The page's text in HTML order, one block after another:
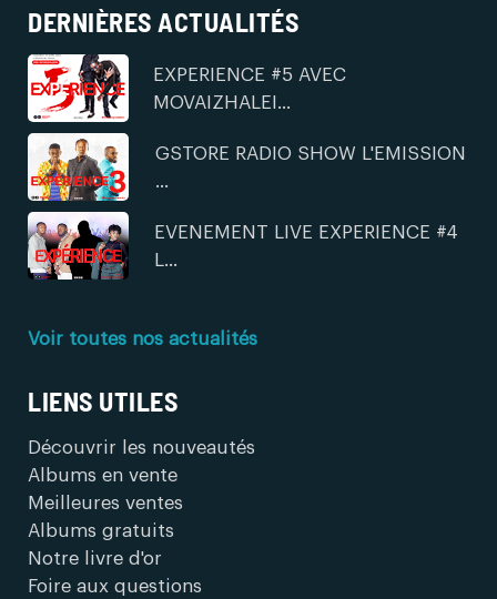
DERNIÈRES ACTUALITÉS
EXPERIENCE #5 AVEC
MOVAIZHALEI...
GSTORE RADIO SHOW L'EMISSION
...
EVENEMENT LIVE EXPERIENCE #4
L...
Voir toutes nos actualités
LIENS UTILES
Découvrir les nouveautés
Albums en vente
Meilleures ventes
Albums gratuits
Notre livre d'or
Foire aux questions